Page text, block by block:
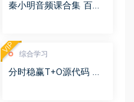
秦小明音频课合集 百度
综合学习
分时稳赢T+0源代码 自
VIP